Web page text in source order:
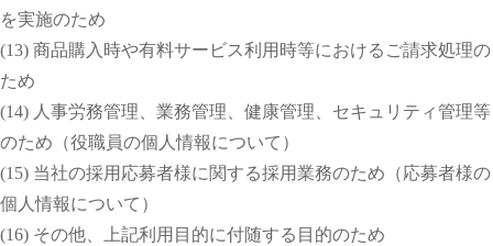
を実施のため
(13) 商品購入時や有料サービス利用時等におけるご請求処理の
ため
(14) 人事労務管理、業務管理、健康管理、セキュリティ管理等
のため（役職員の個人情報について）
(15) 当社の採用応募者様に関する採用業務のため（応募者様の
個人情報について）
(16) その他、上記利用目的に付随する目的のため